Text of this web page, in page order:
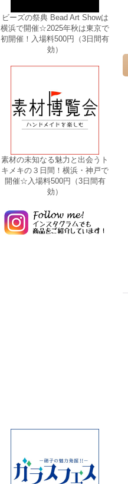
ビーズの祭典 Bead Art Showは
横浜で開催☆2025年秋は東京で
初開催！入場料500円（3日間有
効）
素材の未知なる魅力と出会うト
キメキの３日間！横浜・神戸で
開催☆入場料500円（3日間有
効）